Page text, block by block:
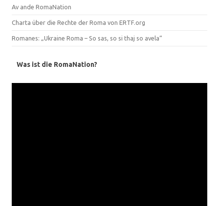
Av ande RomaNation
Charta über die Rechte der Roma von ERTF.org
Romanes: „Ukraine Roma – So sas, so si thaj so avela“
Was ist die RomaNation?